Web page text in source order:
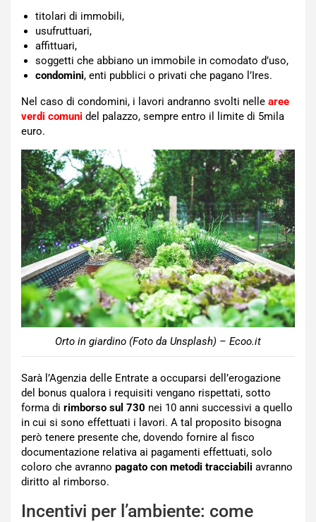
titolari di immobili,
usufruttuari,
affittuari,
soggetti che abbiano un immobile in comodato d’uso,
condomini, enti pubblici o privati che pagano l’Ires.
Nel caso di condomini, i lavori andranno svolti nelle aree
verdi comuni del palazzo, sempre entro il limite di 5mila
euro.
Orto in giardino (Foto da Unsplash) – Ecoo.it
Sarà l’Agenzia delle Entrate a occuparsi dell’erogazione
del bonus qualora i requisiti vengano rispettati, sotto
forma di rimborso sul 730 nei 10 anni successivi a quello
in cui si sono effettuati i lavori. A tal proposito bisogna
però tenere presente che, dovendo fornire al fisco
documentazione relativa ai pagamenti effettuati, solo
coloro che avranno pagato con metodi tracciabili avranno
diritto al rimborso.
Incentivi per l’ambiente: come